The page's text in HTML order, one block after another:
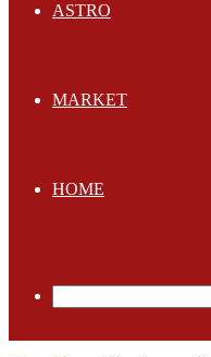
ASTRO
MARKET
HOME